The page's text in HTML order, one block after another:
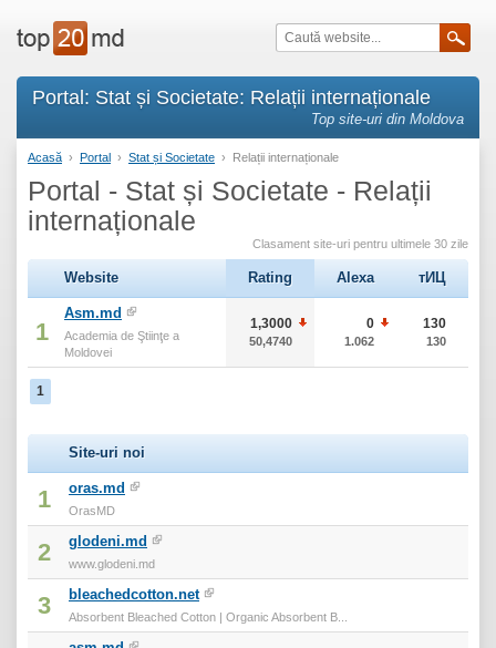
Portal: Stat și Societate: Relații internaționale
Top site-uri din Moldova
Acasă › Portal › Stat și Societate › Relații internaționale
Portal - Stat și Societate - Relații
internaționale
Clasament site-uri pentru ultimele 30 zile
Website Rating Alexa тИЦ
1
Asm.md
Academia de Ştiinţe a
Moldovei
1,3000
50,4740
0
1.062
130
130
1
Site-uri noi
1 oras.md
OrasMD
2 glodeni.md
www.glodeni.md
3 bleachedcotton.net
Absorbent Bleached Cotton | Organic Absorbent B...